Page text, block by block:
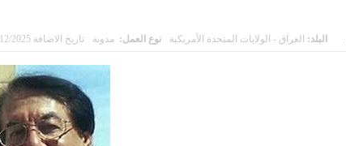
البلد: العراق - الولايات المتحدة الأمريكية نوع العمل:مدونة تاريخ الاضافة 7/12/2025 1:37:01 PM